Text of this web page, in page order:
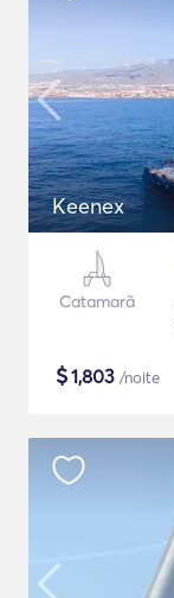
Keenex
Catamarã
$1,803 /noite